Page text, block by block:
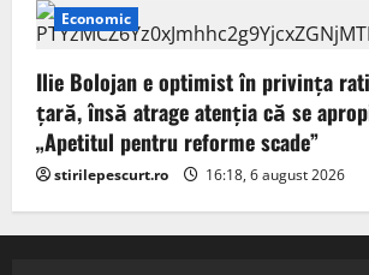
Economic
Ilie Bolojan e optimist în privința
țară, însă atrage atenția că se
„Apetitul pentru reforme scade”
stirilepescurt.ro 16:18, 6 august 2026